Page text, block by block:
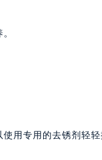
用专用的去锈剂轻